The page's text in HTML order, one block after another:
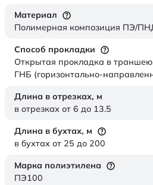
Материал
Полимерная композиция ПЭ/
Способ прокладки
Открытая прокладка в
ГНБ (горизонтально-
Длина в отрезках, м
в отрезках от 6 до 13.5
Длина в бухтах, м
в бухтах от 25 до 200
Марка полиэтилена
ПЭ100